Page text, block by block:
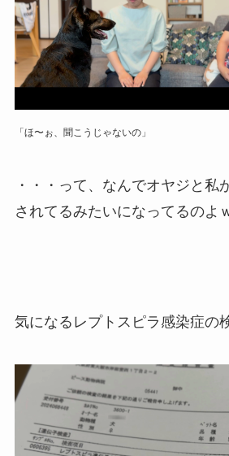
「ほ〜ぉ、聞こうじゃないの」
・・・って、なんでオヤジと私
されてるみたいになってるのよ
気になるレプトスピラ感染症の